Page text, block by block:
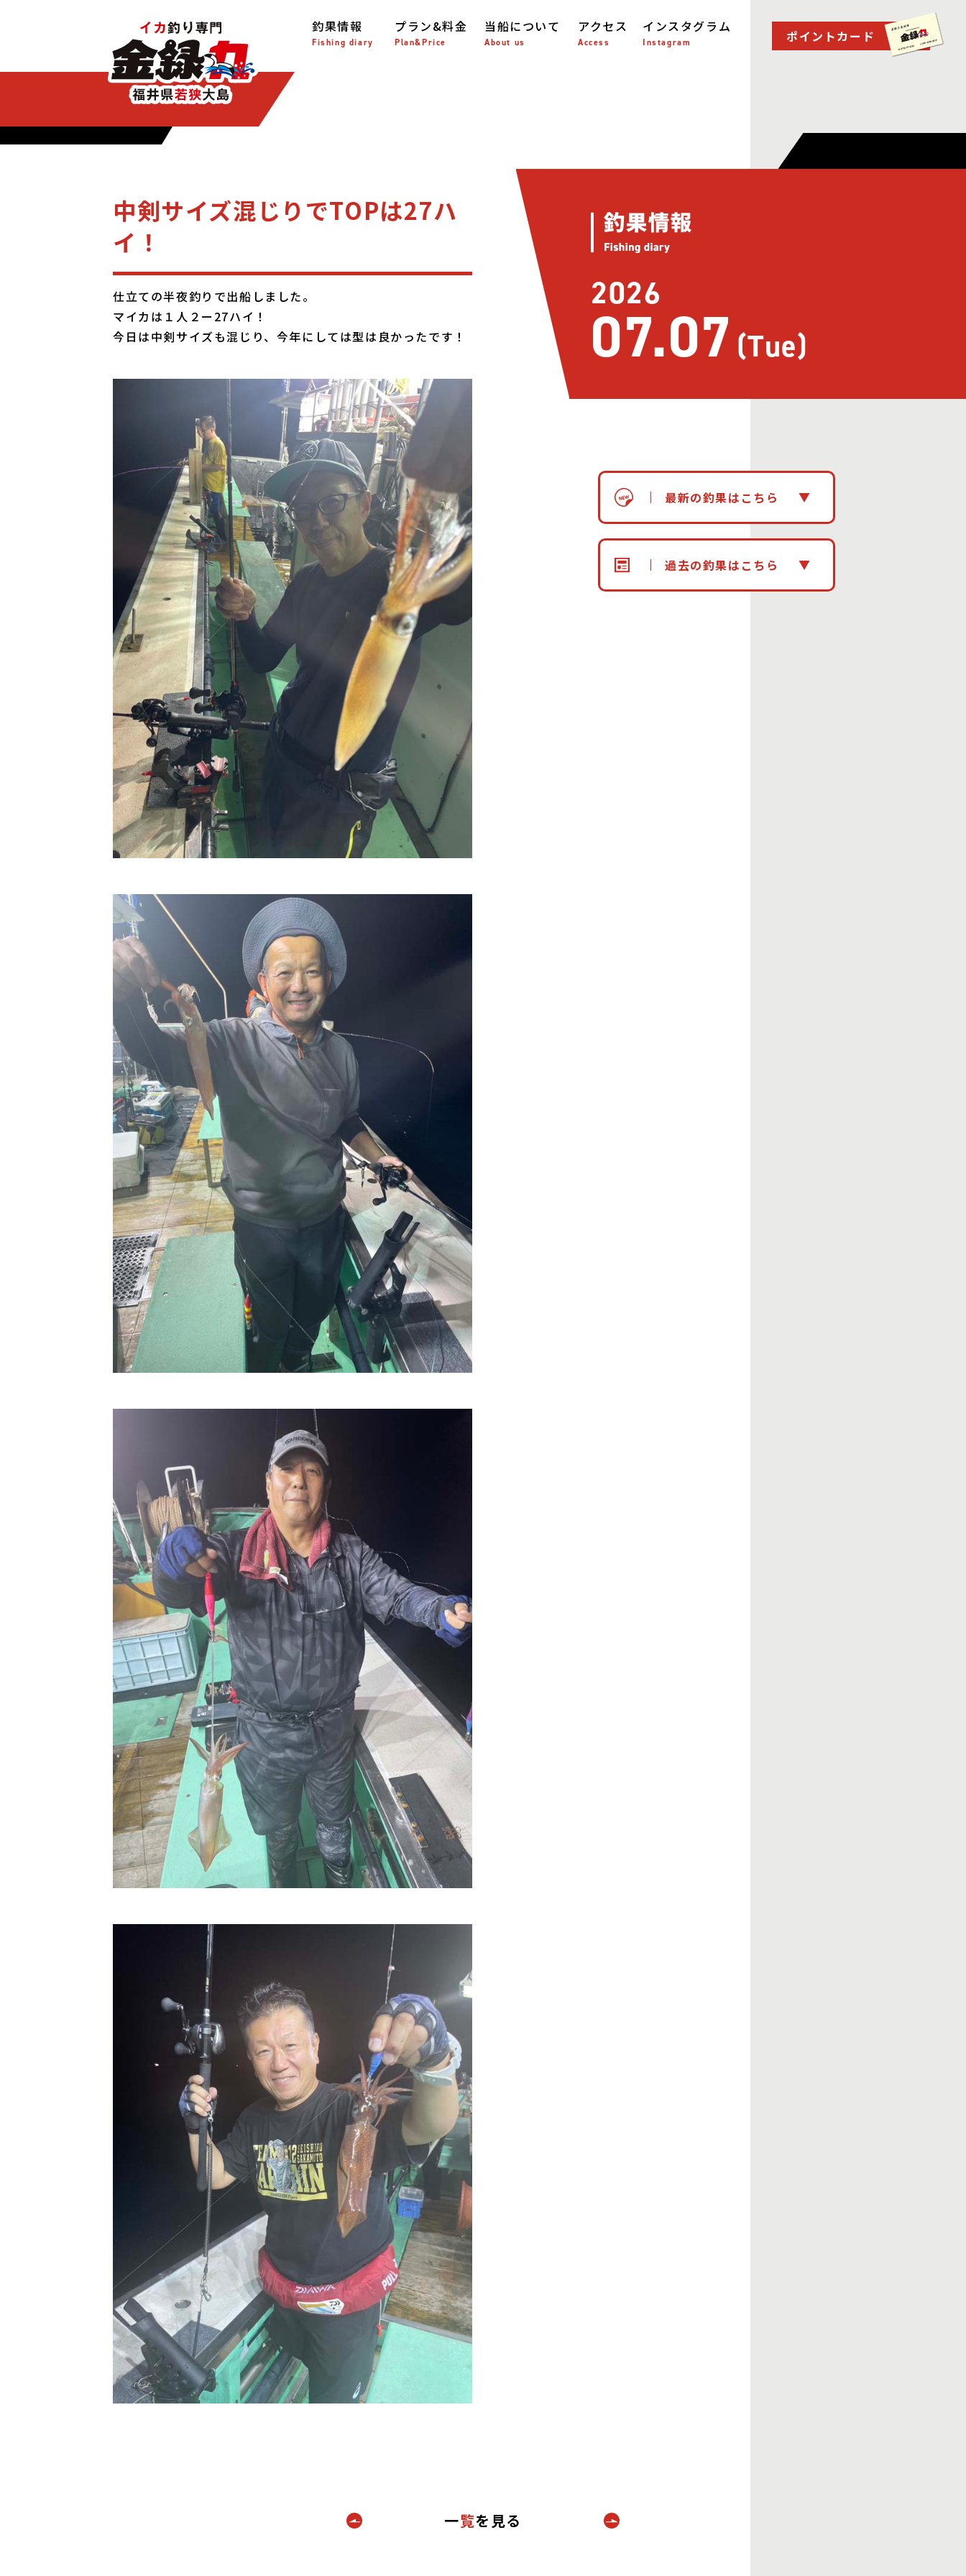
釣果情報
Fishing diary
プラン&料金
Plan&Price
当船について
About us
アクセス
Access
インスタグラム
Instagram ポイントカード
2026
07.07 (Tue)
最新の釣果はこちら
過去の釣果はこちら
中剣サイズ混じりでTOPは27ハ
イ！
仕立ての半夜釣りで出船しました。
マイカは１人２ー27ハイ！
今日は中剣サイズも混じり、今年にしては型は良かったです！
一覧を見る